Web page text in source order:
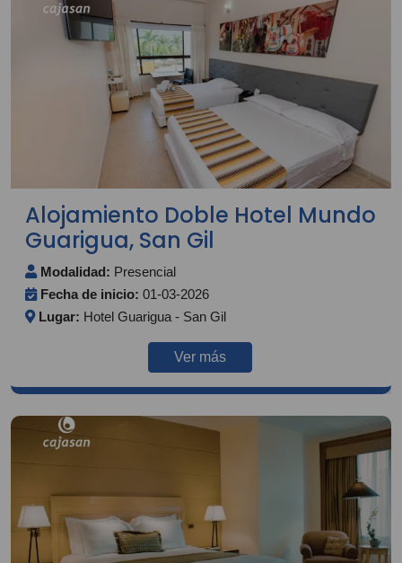
Alojamiento Doble Hotel Mundo
Guarigua, San Gil
Modalidad: Presencial
Fecha de inicio: 01-03-2026
Lugar: Hotel Guarigua - San Gil
Ver más